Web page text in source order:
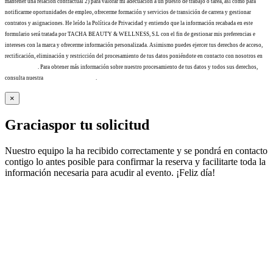
mantener una relación contractual 2) para valorar mi adecuación a un puesto de trabajo o tarea, así como para
notificarme oportunidades de empleo, ofrecerme formación y servicios de transición de carrera y gestionar
contratos y asignaciones. He leído la Política de Privacidad y entiendo que la información recabada en este
formulario será tratada por TACHA BEAUTY & WELLNESS, S.L con el fin de gestionar mis preferencias e
intereses con la marca y ofrecerme información personalizada. Asimismo puedes ejercer tus derechos de acceso,
rectificación, eliminación y restricción del procesamiento de tus datos poniéndote en contacto con nosotros en
. Para obtener más información sobre nuestro procesamiento de tus datos y todos sus derechos,
consulta nuestra
.
×
Graciaspor tu solicitud
Nuestro equipo la ha recibido correctamente y se pondrá en contacto
contigo lo antes posible para confirmar la reserva y facilitarte toda la
información necesaria para acudir al evento. ¡Feliz día!